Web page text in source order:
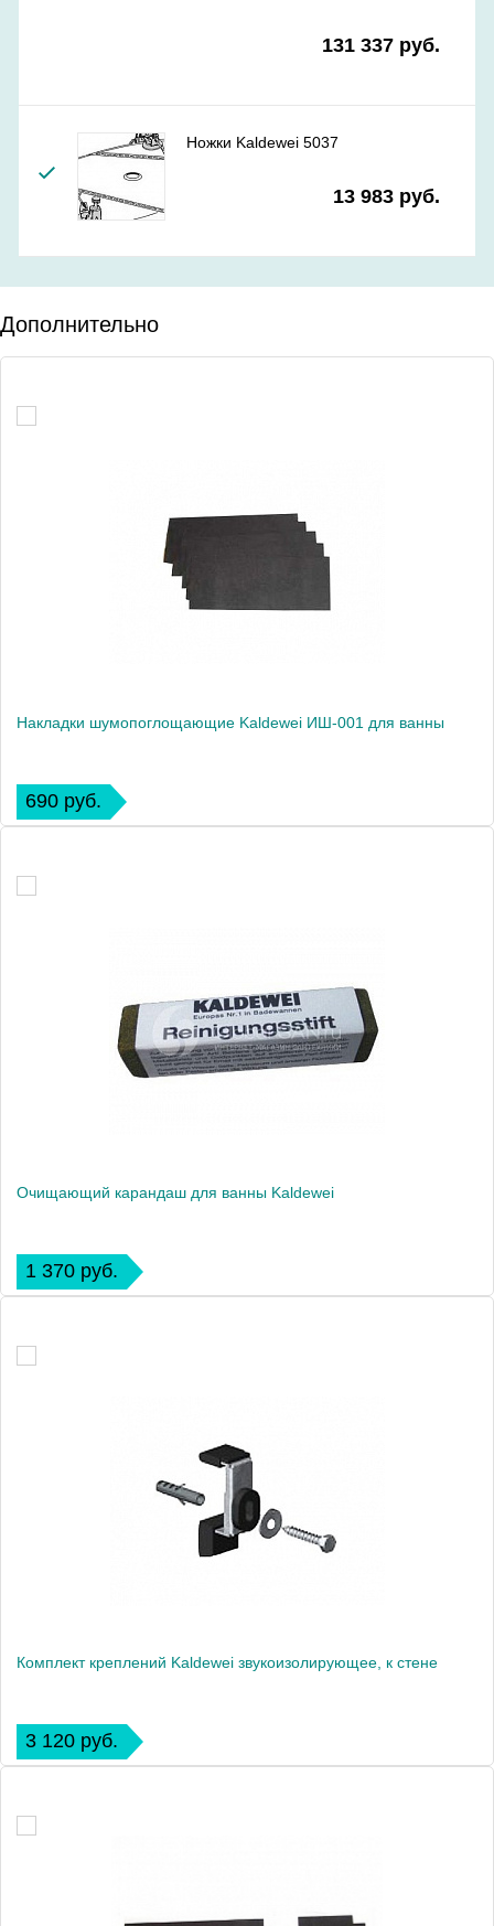
131 337 руб.
Ножки Kaldewei 5037
13 983 руб.
Дополнительно
Накладки шумопоглощающие Kaldewei ИШ-001 для ванны
690 руб.
Очищающий карандаш для ванны Kaldewei
1 370 руб.
Комплект креплений Kaldewei звукоизолирующее, к стене
3 120 руб.